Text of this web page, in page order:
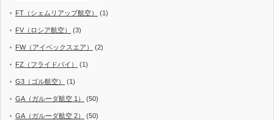
FT（シェムリアップ航空） (1)
FV（ロシア航空） (3)
FW（アイベックスエア） (2)
FZ（フライドバイ） (1)
G3（ゴル航空） (1)
GA（ガルーダ航空 1） (50)
GA（ガルーダ航空 2） (50)